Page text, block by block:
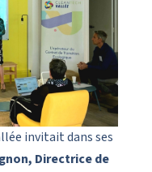
invitait dans ses
Directrice de